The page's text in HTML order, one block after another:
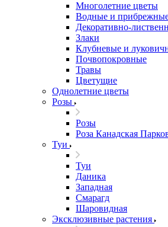
Многолетние цветы
Водные и
Декоративно-
Злаки
Клубневые и
Почвопокровные
Травы
Цветущие
Однолетние цветы
Розы
Розы
Роза Канадская
Туи
Туи
Даника
Западная
Смарагд
Шаровидная
Эксклюзивные растения